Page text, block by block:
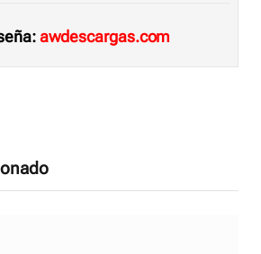
awdescargas.com